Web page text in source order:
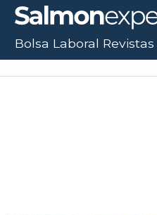
Bolsa Laboral Revistas